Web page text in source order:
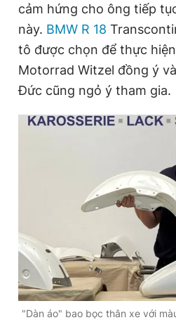
cảm hứng cho ông tiếp
này. BMW R 18
tô được chọn để thực
Motorrad Witzel đồng ý và
Đức cũng ngỏ ý tham gia.
"Dàn áo" bao bọc thân xe với